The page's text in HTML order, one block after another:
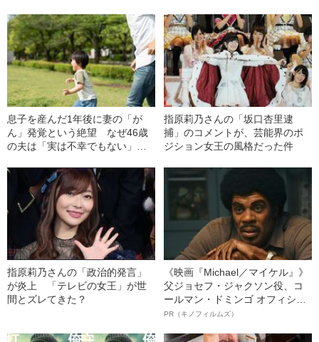
息子を産んだ1年後に妻の「が
ん」発覚という絶望 なぜ46歳
の夫は「実は不幸でもない」と
指原莉乃さんの「坂口杏里逮
捕」のコメントが、芸能界のポ
ジション女王の風格だった件
指原莉乃さんの「政治的発言」
が炎上 「テレビの女王」が世
間とズレてきた？
《映画『Michael／マイケル』》
父ジョセフ・ジャクソン役、コ
ールマン・ドミンゴ オフィシャ
ルインタビュー“観客を魅了した
PR（キノフィルムズ）